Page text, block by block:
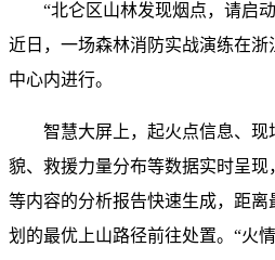
“北仑区山林发现烟点，请启
近日，一场森林消防实战演练在
中心内进行。
智慧大屏上，起火点信息、
貌、救援力量分布等数据实时呈
等内容的分析报告快速生成，距
划的最优上山路径前往处置。“火